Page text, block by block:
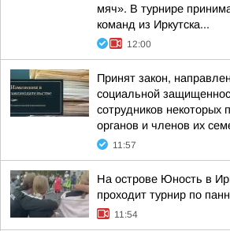
мяч». В турнире
команд из Иркутска...
12:00
Принят закон,
социальной
сотрудников некоторых
органов и членов их
11:57
На острове Юность в
проходит турнир по
11:54